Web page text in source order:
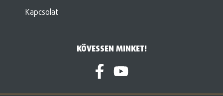
Kapcsolat
KÖVESSEN MINKET!